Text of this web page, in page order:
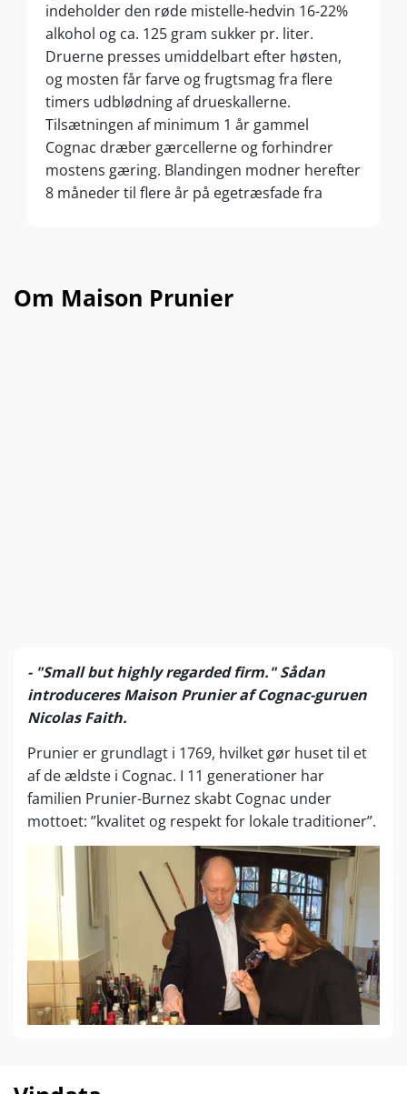
indeholder den røde mistelle-hedvin 16-22%
alkohol og ca. 125 gram sukker pr. liter.
Druerne presses umiddelbart efter høsten,
og mosten får farve og frugtsmag fra flere
timers udblødning af drueskallerne.
Tilsætningen af minimum 1 år gammel
Cognac dræber gærcellerne og forhindrer
mostens gæring. Blandingen modner herefter
8 måneder til flere år på egetræsfade fra
Om Maison Prunier
- "Small but highly regarded firm." Sådan
introduceres Maison Prunier af Cognac-guruen
Nicolas Faith.
Prunier er grundlagt i 1769, hvilket gør huset til et
af de ældste i Cognac. I 11 generationer har
familien Prunier-Burnez skabt Cognac under
mottoet: ”kvalitet og respekt for lokale traditioner”.